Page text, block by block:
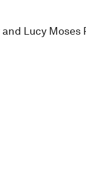
Lucy